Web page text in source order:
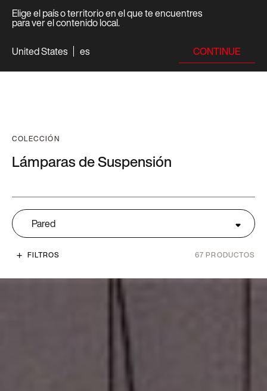
Elige el país o territorio en el que te encuentres
para ver el contenido local.
United States
es CONTINUE
COLECCIÓN
Lámparas deSuspensión
Pared
FILTROS 67 PRODUCTOS